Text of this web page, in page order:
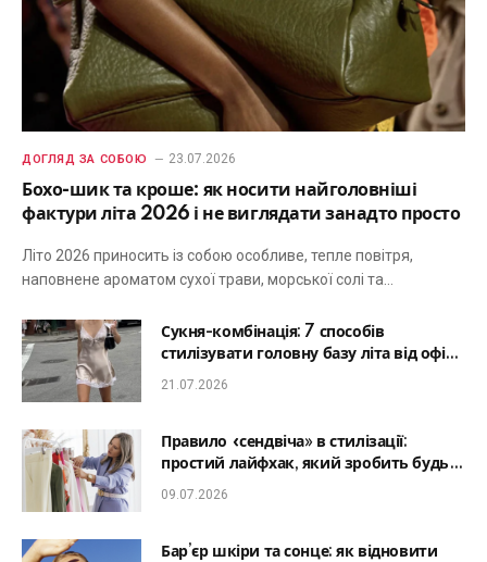
ДОГЛЯД ЗА СОБОЮ 23.07.2026
Бохо-шик та кроше: як носити найголовніші
фактури літа 2026 і не виглядати занадто просто
Літо 2026 приносить із собою особливе, тепле повітря,
наповнене ароматом сухої трави, морської солі та…
Сукня-комбінація: 7 способів
стилізувати головну базу літа від офісу
до романтичної вечері
21.07.2026
Правило «сендвіча» в стилізації:
простий лайфхак, який зробить будь-
який образ гармонійним
09.07.2026
Бар’єр шкіри та сонце: як відновити